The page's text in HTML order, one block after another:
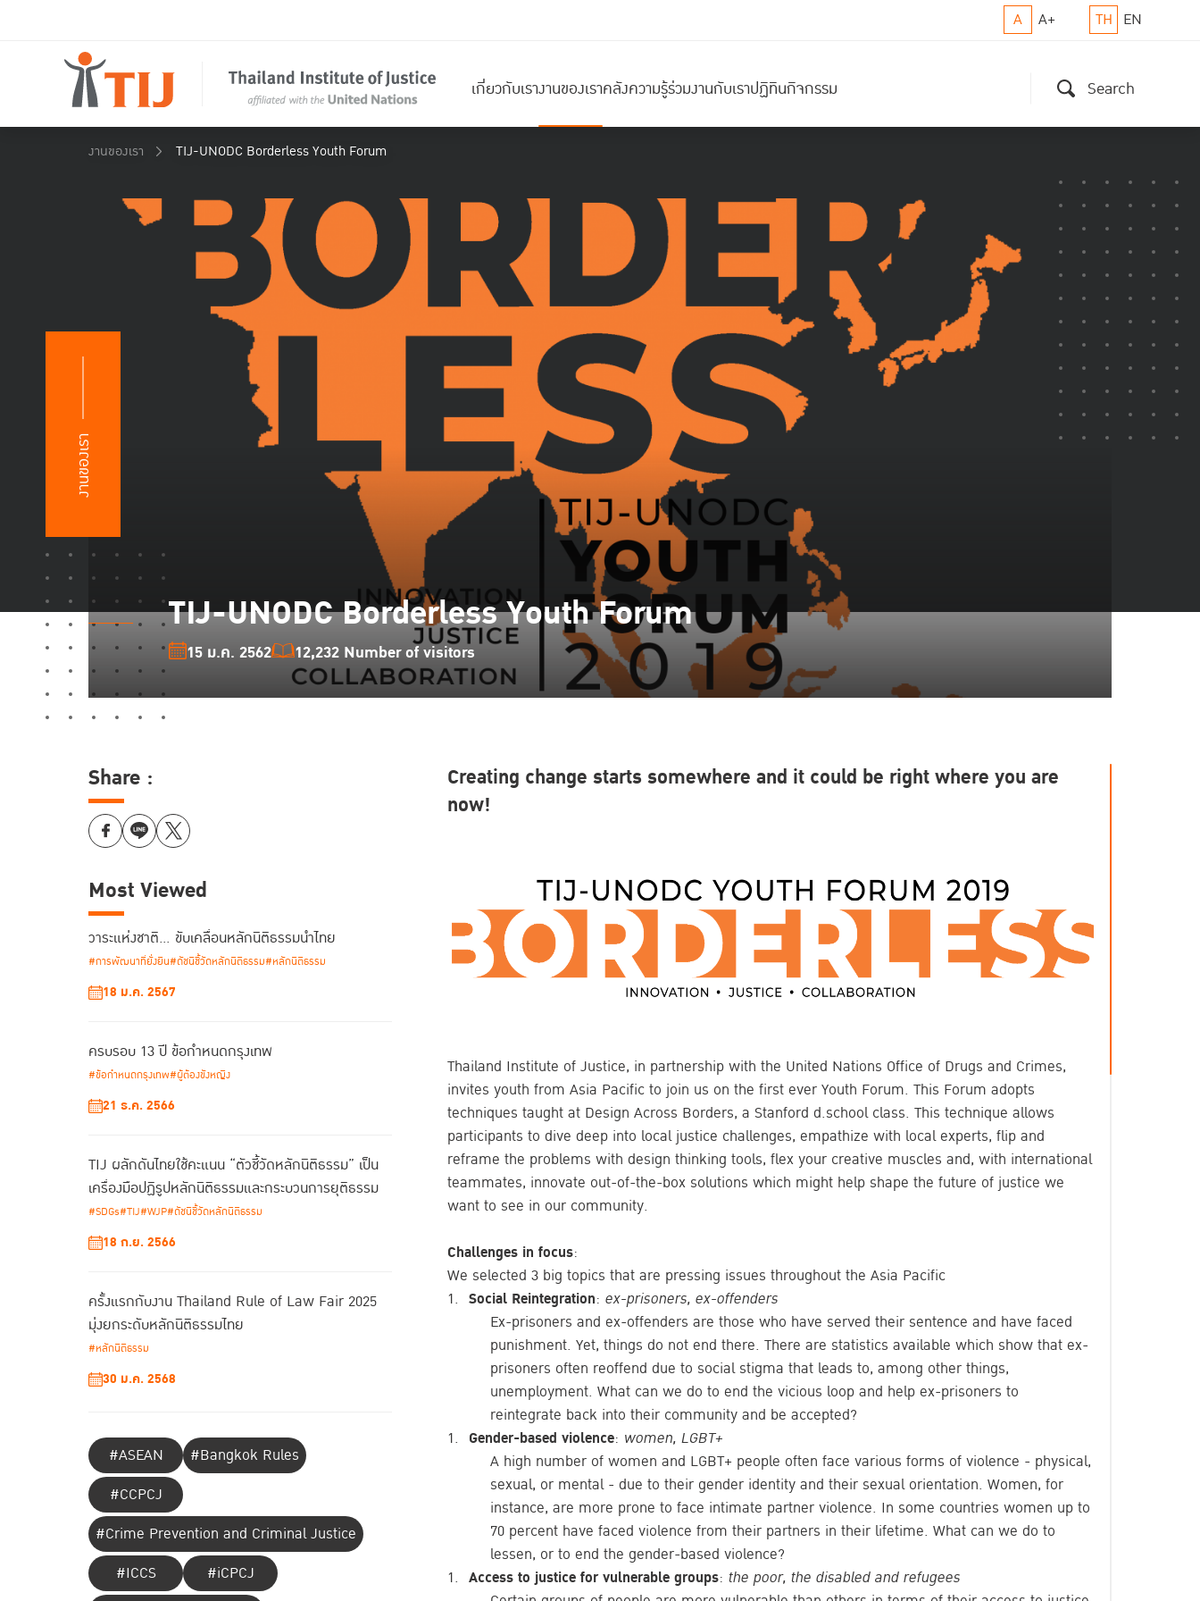
A A+ TH EN
เกี่ยวกับเรางานของเราคลังความรู้ร่วมงานกับเราปฏิทินกิจกรรม Search
งานของเรา TIJ-UNODC Borderless Youth Forum
งานของเรา
TIJ-UNODC Borderless Youth Forum
15 ม.ค. 2562 12,232 Number of visitors
Creating change starts somewhere and it could be right where you are
now!
Thailand Institute of Justice, in partnership with the United Nations Office of Drugs and Crimes,
invites youth from Asia Pacific to join us on the first ever Youth Forum. This Forum adopts
techniques taught at Design Across Borders, a Stanford d.school class. This technique allows
participants to dive deep into local justice challenges, empathize with local experts, flip and
reframe the problems with design thinking tools, flex your creative muscles and, with international
teammates, innovate out-of-the-box solutions which might help shape the future of justice we
want to see in our community.
Challenges in focus:
We selected 3 big topics that are pressing issues throughout the Asia Pacific
Social Reintegration: ex-prisoners, ex-offenders
Ex-prisoners and ex-offenders are those who have served their sentence and have faced
punishment. Yet, things do not end there. There are statistics available which show that ex-
prisoners often reoffend due to social stigma that leads to, among other things,
unemployment. What can we do to end the vicious loop and help ex-prisoners to
reintegrate back into their community and be accepted?
Gender-based violence: women, LGBT+
A high number of women and LGBT+ people often face various forms of violence - physical,
sexual, or mental - due to their gender identity and their sexual orientation. Women, for
instance, are more prone to face intimate partner violence. In some countries women up to
70 percent have faced violence from their partners in their lifetime. What can we do to
lessen, or to end the gender-based violence?
Access to justice for vulnerable groups: the poor, the disabled and refugees
Share :
Most Viewed
วาระแห่งชาติ… ขับเคลื่อนหลักนิติธรรมนำไทย
#การพัฒนาที่ยั่งยืน#ดัชนีชี้วัดหลักนิติธรรม#หลักนิติธรรม
18 ม.ค. 2567
ครบรอบ 13 ปี ข้อกำหนดกรุงเทพ
#ข้อกำหนดกรุงเทพ#ผู้ต้องขังหญิง
21 ธ.ค. 2566
TIJ ผลักดันไทยใช้คะแนน “ตัวชี้วัดหลักนิติธรรม” เป็น
เครื่องมือปฏิรูปหลักนิติธรรมและกระบวนการยุติธรรม
#SDGs#TIJ#WJP#ดัชนีชี้วัดหลักนิติธรรม
18 ก.ย. 2566
ครั้งแรกกับงาน Thailand Rule of Law Fair 2025
มุ่งยกระดับหลักนิติธรรมไทย
#หลักนิติธรรม
30 ม.ค. 2568
#ASEAN
#Bangkok Rules
#CCPCJ
#Crime Prevention and Criminal Justice
#ICCS
#iCPCJ